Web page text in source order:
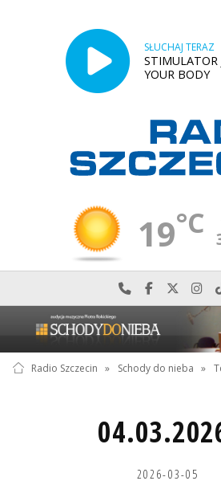
SŁUCHAJ TERAZ
STIMULATOR
YOUR BODY
19°C
Najlepiej po
Odwiedź
Radio Szczecin » Schody do nieba »
2026-03-05